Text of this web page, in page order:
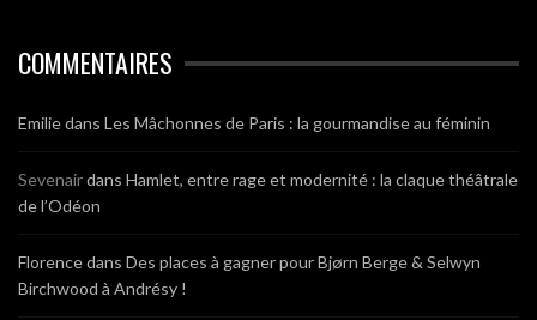
COMMENTAIRES
Emiliedans Les Mâchonnes de Paris : la gourmandise au féminin
Sevenairdans Hamlet, entre rage et modernité : la claque théâtrale
de l’Odéon
Florencedans Des places à gagner pour Bjørn Berge & Selwyn
Birchwood à Andrésy !